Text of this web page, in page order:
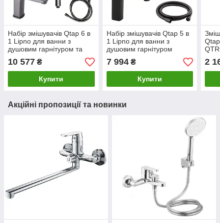
Набір змішувачів Qtap 6 в
1 Lipno для ванни з
душовим гарнітуром та
біде (QTLIPNO1023101G
+ QTLIPNO2023101G +
10 577 ₴
Купити
Набір змішувачів Qtap 5 в
1 Lipno для ванни з
душовим гарнітуром
(QTLIPNO1023101CB +
QTNH3023101DCB)
черный
7 994₴
Купити
Matt
2
Акційні пропозиції та новинки